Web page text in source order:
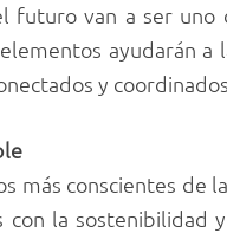
futuro van a ser
ayudarán a
y
más conscientes
con la